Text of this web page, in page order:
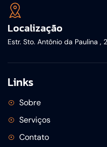
Localização
Estr. Sto. Antônio da Paulina ,
Links
Sobre
Serviços
Contato